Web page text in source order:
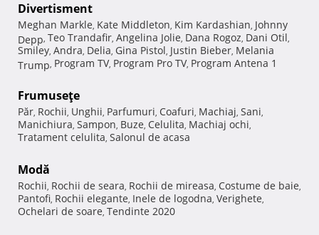
Divertisment
Meghan Markle, Kate Middleton, Kim Kardashian, Johnny
Depp, Teo Trandafir, Angelina Jolie, Dana Rogoz, Dani Otil,
Smiley, Andra, Delia, Gina Pistol, Justin Bieber, Melania
Trump, Program TV, Program Pro TV, Program Antena 1
Frumuseţe
Păr, Rochii, Unghii, Parfumuri, Coafuri, Machiaj, Sani,
Manichiura, Sampon, Buze, Celulita, Machiaj ochi,
Tratament celulita, Salonul de acasa
Modă
Rochii, Rochii de seara, Rochii de mireasa, Costume de baie,
Pantofi, Rochii elegante, Inele de logodna, Verighete,
Ochelari de soare, Tendinte 2020